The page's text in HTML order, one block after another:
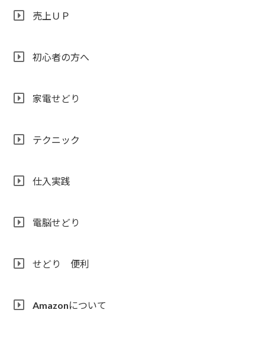
売上ＵＰ
初心者の方へ
家電せどり
テクニック
仕入実践
電脳せどり
せどり 便利
Amazonについて